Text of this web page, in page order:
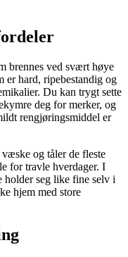
brennes ved svært høye
er hard, ripebestandig og
Du kan trygt sette
deg for merker, og
rengjøringsmiddel er
og tåler de fleste
for travle hverdager. I
holder seg like fine selv i
hjem med store